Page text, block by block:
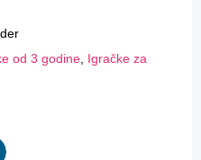
od 3 godine Igračke za